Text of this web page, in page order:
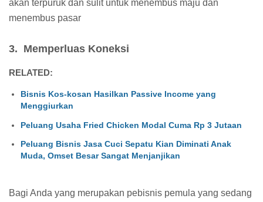
akan terpuruk dan sulit untuk menembus maju dan
menembus pasar
3. Memperluas Koneksi
RELATED:
Bisnis Kos-kosan Hasilkan Passive Income yang
Menggiurkan
Peluang Usaha Fried Chicken Modal Cuma Rp 3 Jutaan
Peluang Bisnis Jasa Cuci Sepatu Kian Diminati Anak
Muda, Omset Besar Sangat Menjanjikan
Bagi Anda yang merupakan pebisnis pemula yang sedang